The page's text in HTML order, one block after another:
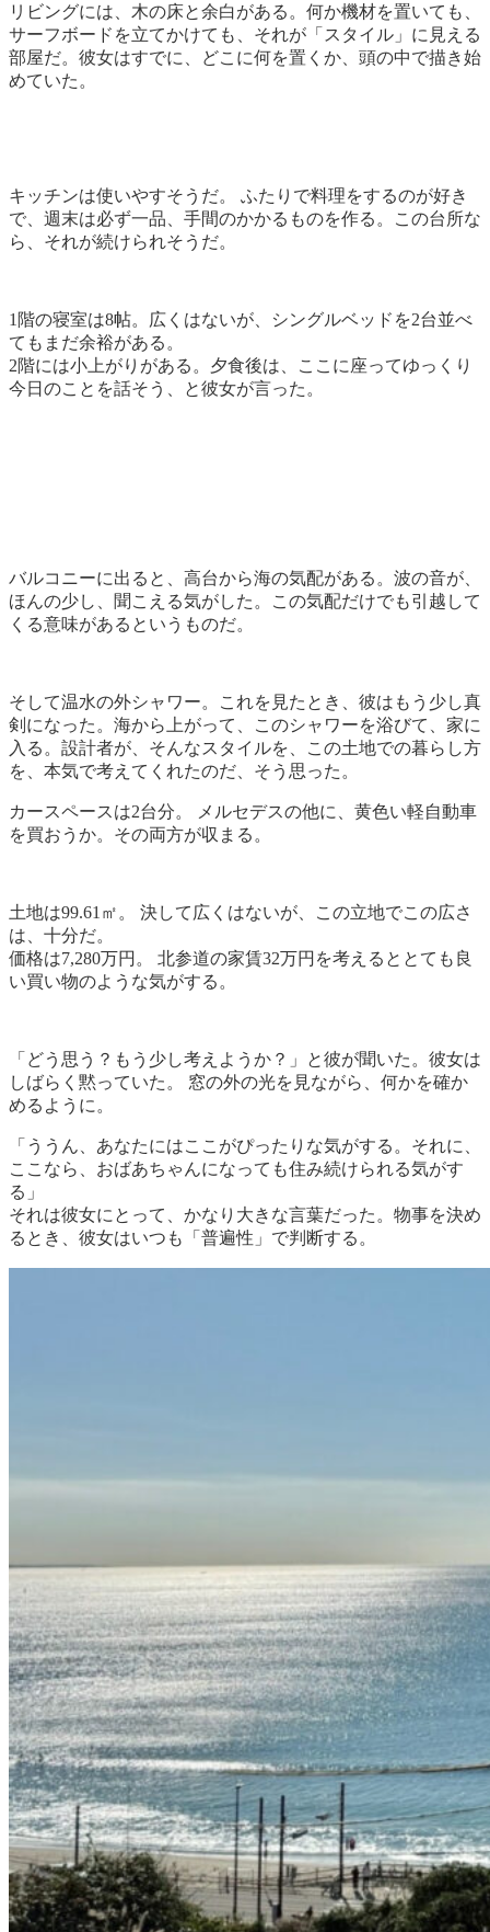
リビングには、木の床と余白がある。何か機材を置いても、
サーフボードを立てかけても、それが「スタイル」に見える
部屋だ。彼女はすでに、どこに何を置くか、頭の中で描き始
めていた。
キッチンは使いやすそうだ。 ふたりで料理をするのが好き
で、週末は必ず一品、手間のかかるものを作る。この台所な
ら、それが続けられそうだ。
1階の寝室は8帖。広くはないが、シングルベッドを2台並べ
てもまだ余裕がある。
2階には小上がりがある。夕食後は、ここに座ってゆっくり
今日のことを話そう、と彼女が言った。
バルコニーに出ると、高台から海の気配がある。波の音が、
ほんの少し、聞こえる気がした。この気配だけでも引越して
くる意味があるというものだ。
そして温水の外シャワー。これを見たとき、彼はもう少し真
剣になった。海から上がって、このシャワーを浴びて、家に
入る。設計者が、そんなスタイルを、この土地での暮らし方
を、本気で考えてくれたのだ、そう思った。
カースペースは2台分。 メルセデスの他に、黄色い軽自動車
を買おうか。その両方が収まる。
土地は99.61㎡。 決して広くはないが、この立地でこの広さ
は、十分だ。
価格は7,280万円。 北参道の家賃32万円を考えるととても良
い買い物のような気がする。
「どう思う？もう少し考えようか？」と彼が聞いた。彼女は
しばらく黙っていた。 窓の外の光を見ながら、何かを確か
めるように。
「ううん、あなたにはここがぴったりな気がする。それに、
ここなら、おばあちゃんになっても住み続けられる気がす
る」
それは彼女にとって、かなり大きな言葉だった。物事を決め
るとき、彼女はいつも「普遍性」で判断する。